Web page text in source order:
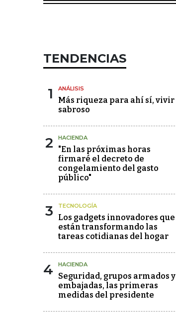
TENDENCIAS
1 ANÁLISIS
Más riqueza para ahí sí, vivir
sabroso
2 HACIENDA
"En las próximas horas
firmaré el decreto de
congelamiento del gasto
público"
3 TECNOLOGÍA
Los gadgets innovadores que
están transformando las
tareas cotidianas del hogar
4 HACIENDA
Seguridad, grupos armados y
embajadas, las primeras
medidas del presidente